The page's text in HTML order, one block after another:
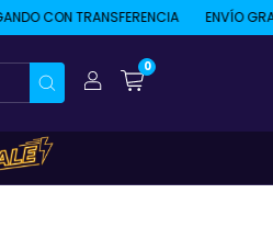
CON TRANSFERENCIA ENVÍO
0